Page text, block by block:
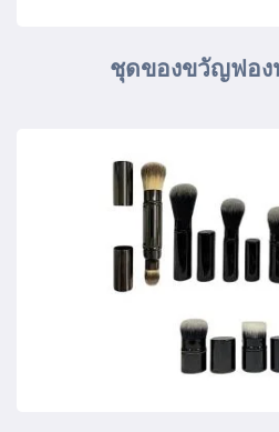
ชุดของขวัญฟอง